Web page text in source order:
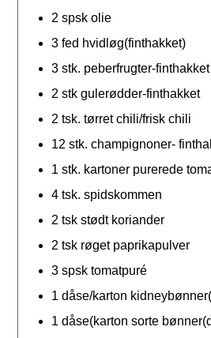
2 spsk olie
3 fed hvidløg(finthakket)
3 stk. peberfrugter-finthakket
2 stk gulerødder-finthakket
2 tsk. tørret chili/frisk chili
12 stk. champignoner-
1 stk. kartoner purerede
4 tsk. spidskommen
2 tsk stødt koriander
2 tsk røget paprikapulver
3 spsk tomatpuré
1 dåse/karton
1 dåse(karton sorte